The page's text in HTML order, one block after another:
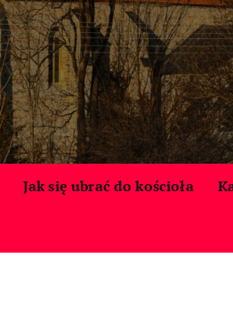
Jak się ubrać do kościoła